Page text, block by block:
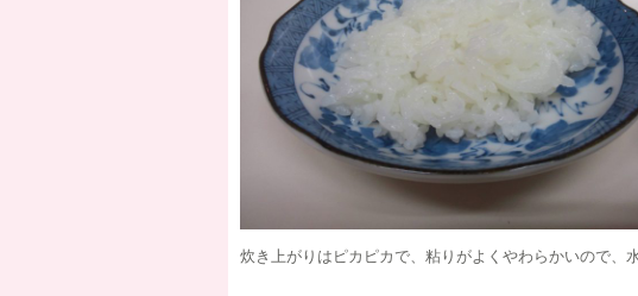
炊き上がりはピカピカで、粘りがよくやわらかいので、